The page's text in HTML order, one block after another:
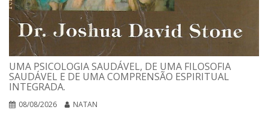
UMA PSICOLOGIA SAUDÁVEL, DE UMA FILOSOFIA
SAUDÁVEL E DE UMA COMPRENSÃO ESPIRITUAL
INTEGRADA.
08/08/2026 NATAN